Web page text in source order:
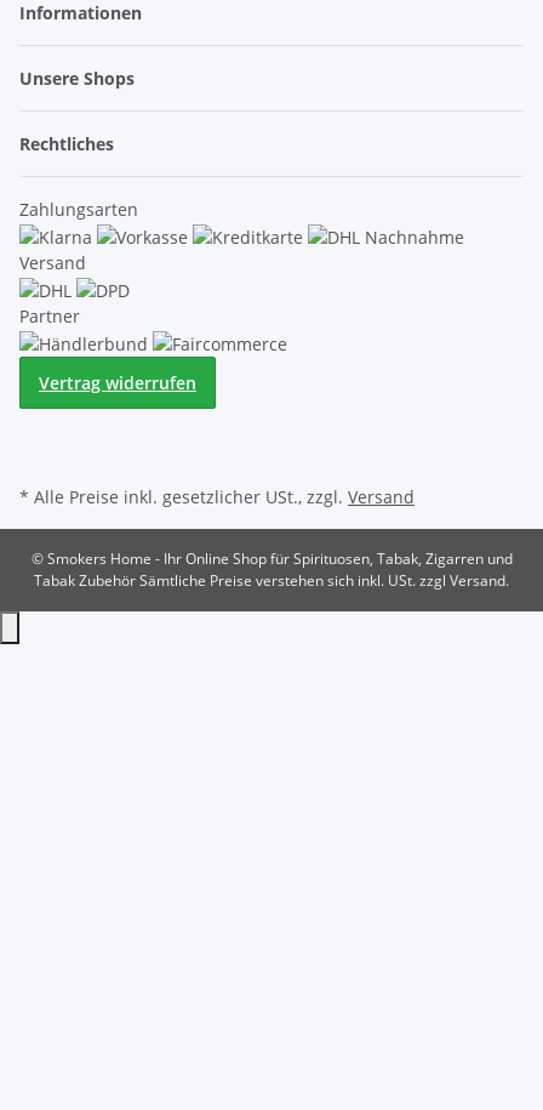
Informationen
Unsere Shops
Rechtliches
Zahlungsarten
Versand
Partner
Vertrag widerrufen
* Alle Preise inkl. gesetzlicher USt., zzgl. Versand
© Smokers Home - Ihr Online Shop für Spirituosen, Tabak, Zigarren und
Tabak ZubehörSämtliche Preise verstehen sich inkl. USt. zzgl Versand.